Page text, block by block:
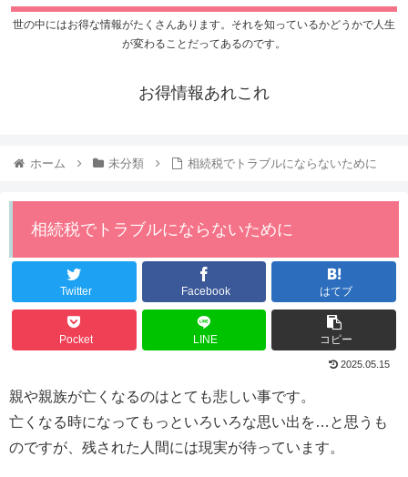
世の中にはお得な情報がたくさんあります。それを知っているかどうかで人生
が変わることだってあるのです。
お得情報あれこれ
ホーム 未分類 相続税でトラブルにならないために
相続税でトラブルにならないために
Twitter Facebook はてブ
Pocket LINE コピー
2025.05.15
親や親族が亡くなるのはとても悲しい事です。
亡くなる時になってもっといろいろな思い出を…と思うも
のですが、残された人間には現実が待っています。